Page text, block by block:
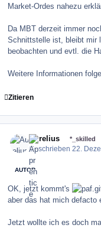
Market-Ordes nahezu
Da MBT derzeit immer
Schnittstelle ist, bleibt mir
beobachten und evtl. die
Weitere Informationen
Zitieren
Aurelius *_skilled
Geschrieben22.
AUTOR
OK, jetzt kommt's
aber das hat mich defacto
Jetzt wollte ich es doch